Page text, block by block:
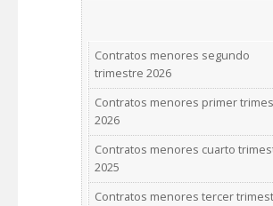
Contratos menores segundo
trimestre 2026
Contratos menores primer
2026
Contratos menores cuarto
2025
Contratos menores tercer